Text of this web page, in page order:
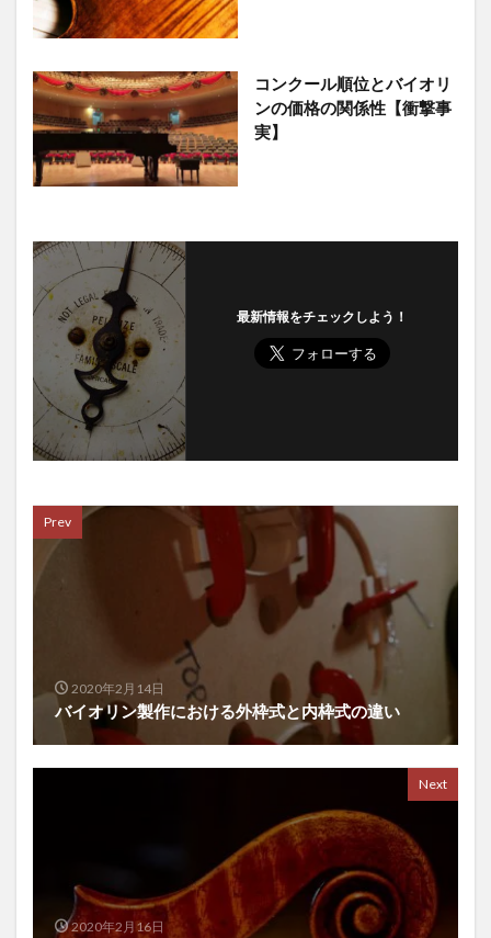
コンクール順位とバイオリ
ンの価格の関係性【衝撃事
実】
最新情報をチェックしよう！
Prev
2020年2月14日
バイオリン製作における外枠式と内枠式の違い
Next
2020年2月16日